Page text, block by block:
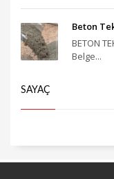
Beton
BETON
Belge...
SAYAÇ